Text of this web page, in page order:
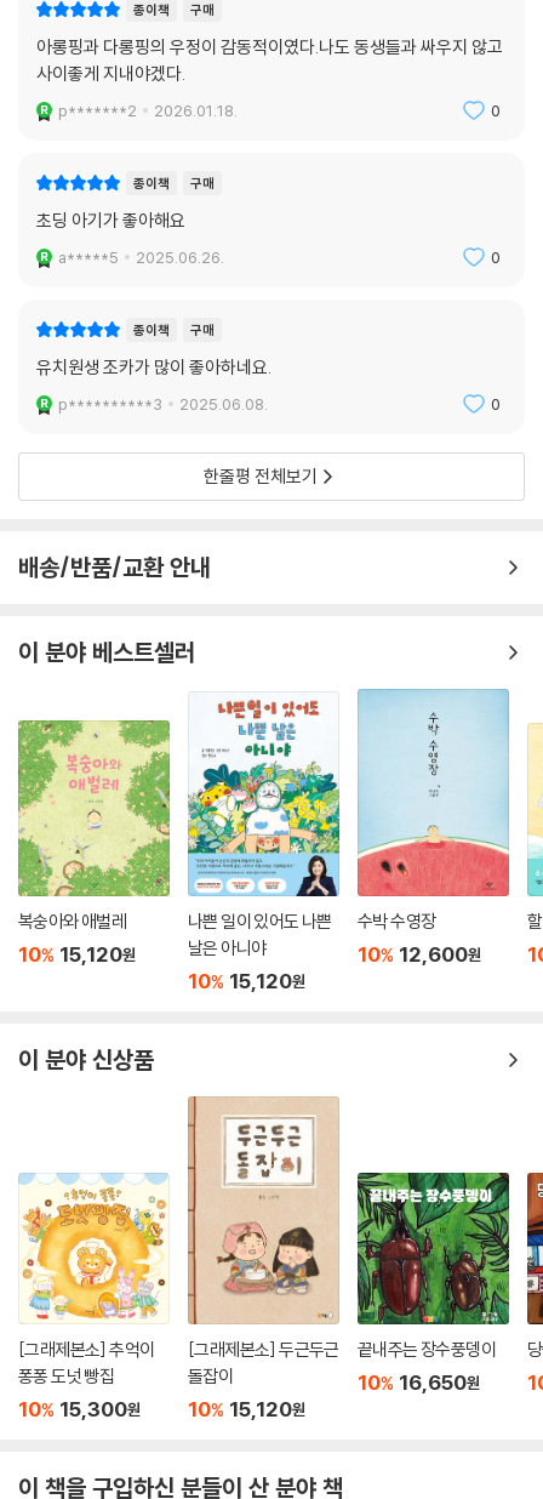
종이책 구매
아롱핑과 다롱핑의 우정이 감동적이였다.나도 동생들과 싸우지 않고
사이좋게 지내야겠다.
p*******2 2026.01.18. 0
종이책 구매
초딩 아기가 좋아해요
a*****5 2025.06.26. 0
종이책 구매
유치원생 조카가 많이 좋아하네요.
p**********3 2025.06.08. 0
한줄평 전체보기
배송/반품/교환 안내
이 분야 베스트셀러
복숭아와 애벌레
10% 15,120원
나쁜 일이 있어도 나쁜
날은 아니야
10% 15,120원
수박 수영장
10% 12,600원
이 분야 신상품
[그래제본소] 추억이
퐁퐁 도넛 빵집
10% 15,300원
[그래제본소] 두근두근
돌잡이
10% 15,120원
끝내주는 장수풍뎅이
10% 16,650원
이 책을 구입하신 분들이 산 분야 책